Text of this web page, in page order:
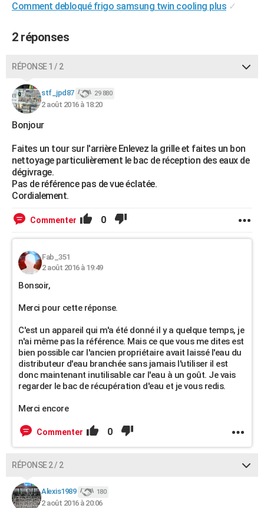
COPAINS D'AVANT
S'inscrire
Se connecter
Lycées
Collèges
Primaires
Universités
Entreprises
Service militaire
Avis de recherche
AVIS DE DÉCÈS
Comment debloqué frigo samsung twin cooling plus ✓
2 réponses
RÉPONSE 1 / 2
stf_jpd87 29 880
2 août 2016 à 18:20
Bonjour
Faites un tour sur l'arrière Enlevez la grille et faites un bon
nettoyage particulièrement le bac de réception des eaux de
dégivrage.
Pas de référence pas de vue éclatée.
Cordialement.
Commenter 0
Fab_351
2 août 2016 à 19:49
Bonsoir,
Merci pour cette réponse.
C'est un appareil qui m'a été donné il y a quelque temps, je
n'ai même pas la référence. Mais ce que vous me dites est
bien possible car l'ancien propriétaire avait laissé l'eau du
distributeur d'eau branchée sans jamais l'utiliser il est
donc maintenant inutilisable car l'eau à un goût. Je vais
regarder le bac de récupération d'eau et je vous redis.
Merci encore
Commenter 0
RÉPONSE 2 / 2
Alexis1989 180
2 août 2016 à 20:06